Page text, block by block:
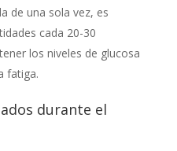
de una sola vez, es
cada 20-30
los niveles de glucosa
fatiga.
durante el